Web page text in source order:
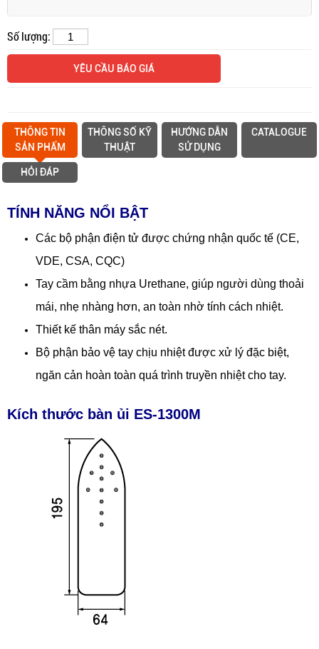
Số lượng:
YÊU CẦU BÁO GIÁ
THÔNG TIN
SẢN PHẨM
THÔNG SỐ KỸ
THUẬT
HƯỚNG DẪN
SỬ DỤNG
CATALOGUE
HỎI ĐÁP
TÍNH NĂNG NỔI BẬT
Các bộ phận điện tử được chứng nhận quốc tế (CE,
VDE, CSA, CQC)
Tay cầm bằng nhựa Urethane, giúp người dùng thoải
mái, nhẹ nhàng hơn, an toàn nhờ tính cách nhiệt.
Thiết kế thân máy sắc nét.
Bộ phận bảo vệ tay chịu nhiệt được xử lý đặc biệt,
ngăn cản hoàn toàn quá trình truyền nhiệt cho tay.
Kích thước bàn ủi ES-1300M